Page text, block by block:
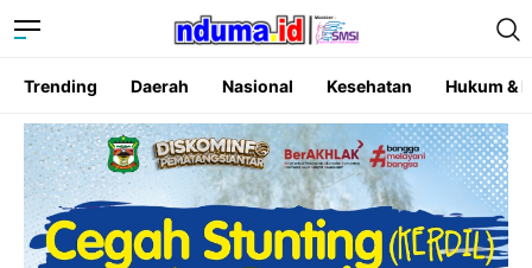
Trending Daerah Nasional Kesehatan Hukum &